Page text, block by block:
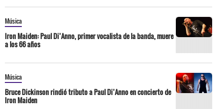
Música
Iron Maiden: Paul Di’Anno, primer vocalista de la banda, muere
a los 66 años
Música
Bruce Dickinson rindió tributo a Paul Di’Anno en concierto de
Iron Maiden